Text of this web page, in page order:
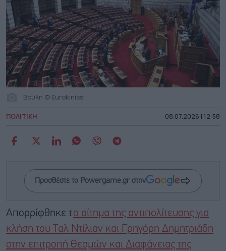
Βουλή © Eurokinissi
ΠΟΛΙΤΙΚΗ 08.07.2026 | 12:58
Προσθέστε το Powergame.gr στην
Απορρίφθηκε το αίτημα της αντιπολίτευσης για
κλήση του Ταλ Ντίλιαν και Γρηγόρη Δημητριάδη
στην επιτροπή Θεσμών και Διαφάνειας της